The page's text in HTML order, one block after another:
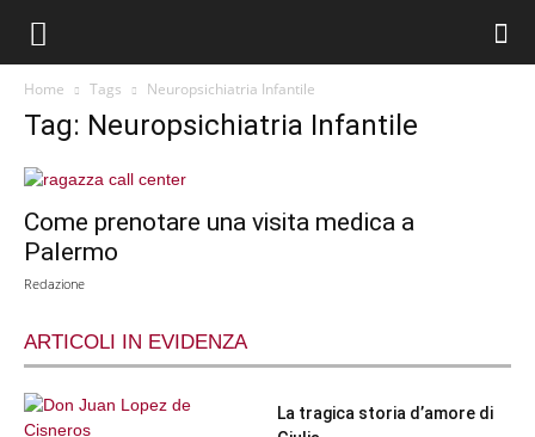
Home Tags Neuropsichiatria Infantile
Tag: Neuropsichiatria Infantile
Come prenotare una visita medica a
Palermo
Redazione
ARTICOLI IN EVIDENZA
La tragica storia d’amore di